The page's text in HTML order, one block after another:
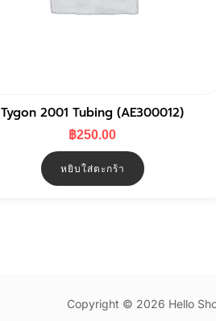
Tygon 2001 Tubing (AE300012)
฿250.00
หยิบใส่ตะกร้า
Copyright © 2026 Hello